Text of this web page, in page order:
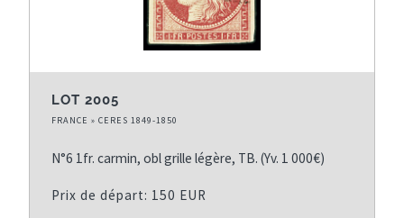
LOT 2005
FRANCE » CERES 1849-1850
N°6 1fr. carmin, obl grille légère, TB. (Yv. 1 000€)
Prix de départ: 150 EUR